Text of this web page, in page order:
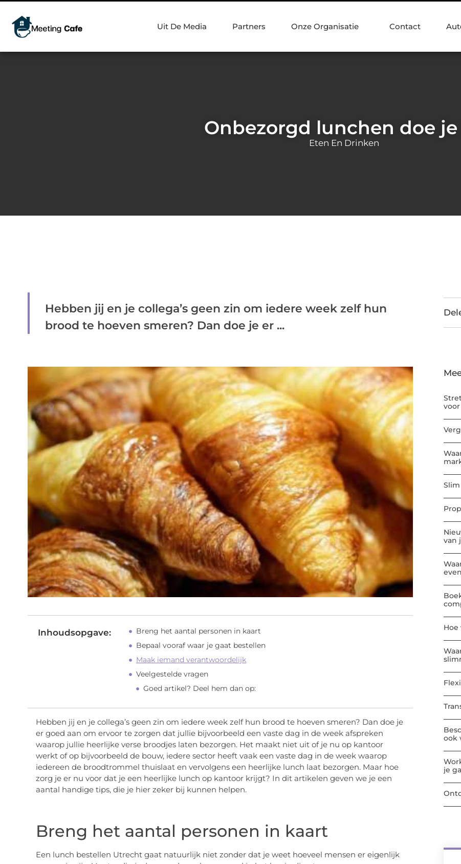
Uit De Media Partners Onze Organisatie Contact
Onbezorgd lunchen doe je
Eten En Drinken
Hebben jij en je collega’s geen zin om iedere week zelf hun
brood te hoeven smeren? Dan doe je er ...
Inhoudsopgave:
Breng het aantal personen in kaart
Bepaal vooraf waar je gaat bestellen
Maak iemand verantwoordelijk
Veelgestelde vragen
Goed artikel? Deel hem dan op:
Hebben jij en je collega’s geen zin om iedere week zelf hun brood te hoeven smeren? Dan doe je
er goed aan om ervoor te zorgen dat jullie bijvoorbeeld een vaste dag in de week afspreken
waarop jullie heerlijke verse broodjes laten bezorgen. Het maakt niet uit of je nu op kantoor
werkt of op bijvoorbeeld de bouw, iedere sector heeft vaak een vaste dag in de week waarop
iedereen de broodtrommel thuislaat en vervolgens een heerlijke lunch laat bezorgen. Maar hoe
zorg je er nu voor dat je een heerlijke lunch op kantoor krijgt? In dit artikelen geven we je een
aantal handige tips, die je hier zeker bij kunnen helpen.
Breng het aantal personen in kaart
Een lunch bestellen Utrecht gaat natuurlijk niet zonder dat je weet hoeveel mensen er eigenlijk
van
ook
je